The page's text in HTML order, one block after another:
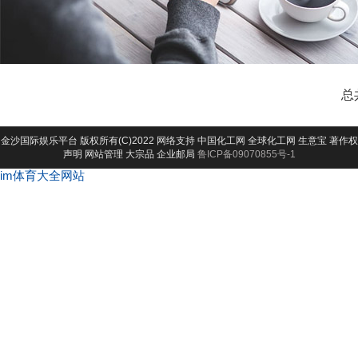
总
金沙国际娱乐平台 版权所有(C)2022 网络支持 中国化工网 全球化工网 生意宝 著作权
声明 网站管理 大宗品 企业邮局 鲁ICP备09070855号-1
im体育大全网站